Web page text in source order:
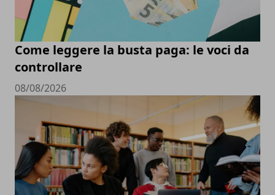
Come leggere la busta paga: le voci da
controllare
08/08/2026